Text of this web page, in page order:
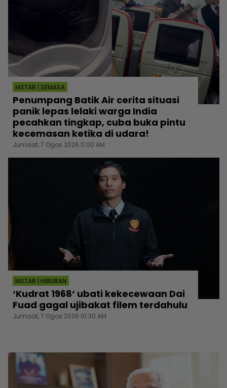
MSTAR | SEMASA
Penumpang Batik Air cerita situasi
panik lepas lelaki warga India
pecahkan tingkap, cuba buka pintu
kecemasan ketika di udara!
Jumaat, 7 Ogos 2026 11:00 AM
MSTAR | HIBURAN
‘Kudrat 1968‘ ubati kekecewaan Dai
Fuad gagal ujibakat filem terdahulu
Jumaat, 7 Ogos 2026 10:30 AM